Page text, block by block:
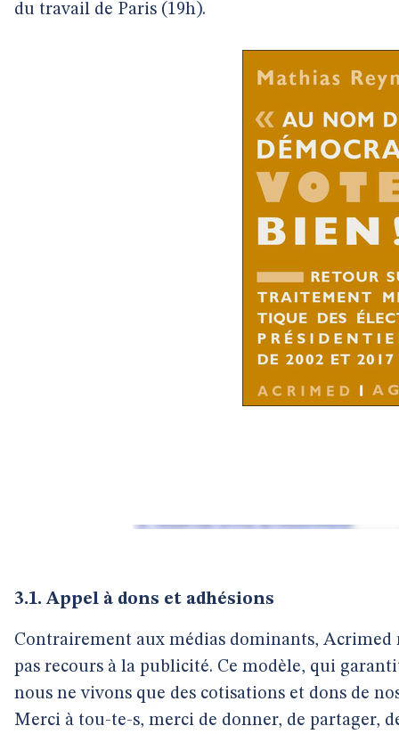
du travail de Paris (19h).
3.1. Appel à dons et adhésions
Contrairement aux médias dominants, Acrimed
pas recours à la publicité. Ce modèle, qui
nous ne vivons que des cotisations et dons de
Merci à tou-te-s, merci de donner, de partager,